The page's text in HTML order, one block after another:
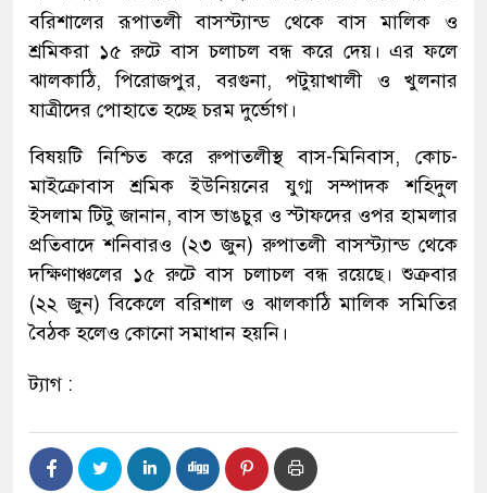
বরিশালের রূপাতলী বাসস্ট্যান্ড থেকে বাস মালিক ও
শ্রমিকরা ১৫ রুটে বাস চলাচল বন্ধ করে দেয়। এর ফলে
ঝালকাঠি, পিরোজপুর, বরগুনা, পটুয়াখালী ও খুলনার
যাত্রীদের পোহাতে হচ্ছে চরম দুর্ভোগ।
বিষয়টি নিশ্চিত করে রুপাতলীস্থ বাস-মিনিবাস, কোচ-
মাইক্রোবাস শ্রমিক ইউনিয়নের যুগ্ম সম্পাদক শহিদুল
ইসলাম টিটু জানান, বাস ভাঙচুর ও স্টাফদের ওপর হামলার
প্রতিবাদে শনিবারও (২৩ জুন) রুপাতলী বাসস্ট্যান্ড থেকে
দক্ষিণাঞ্চলের ১৫ রুটে বাস চলাচল বন্ধ রয়েছে। শুক্রবার
(২২ জুন) বিকেলে বরিশাল ও ঝালকাঠি মালিক সমিতির
বৈঠক হলেও কোনো সমাধান হয়নি।
ট্যাগ :